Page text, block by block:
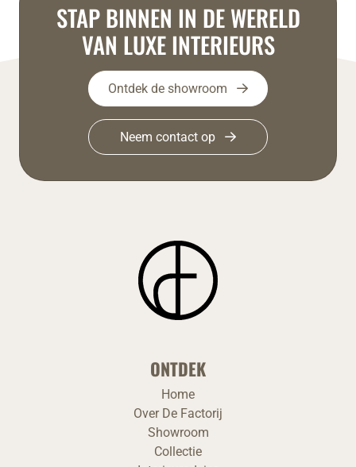
STAP BINNEN IN DE WERELD
VAN LUXE INTERIEURS
Ontdek de showroom
Neem contact op
ONTDEK
Home
Over De Factorij
Showroom
Collectie